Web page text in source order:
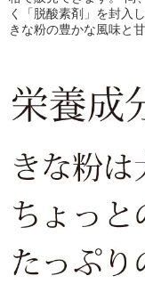
く「脱酸素剤」を封入
きな粉の豊かな風味と